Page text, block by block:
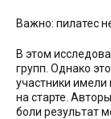
Важно: пилатес
В этом
групп. Однако
участники имели
на старте.
боли результат